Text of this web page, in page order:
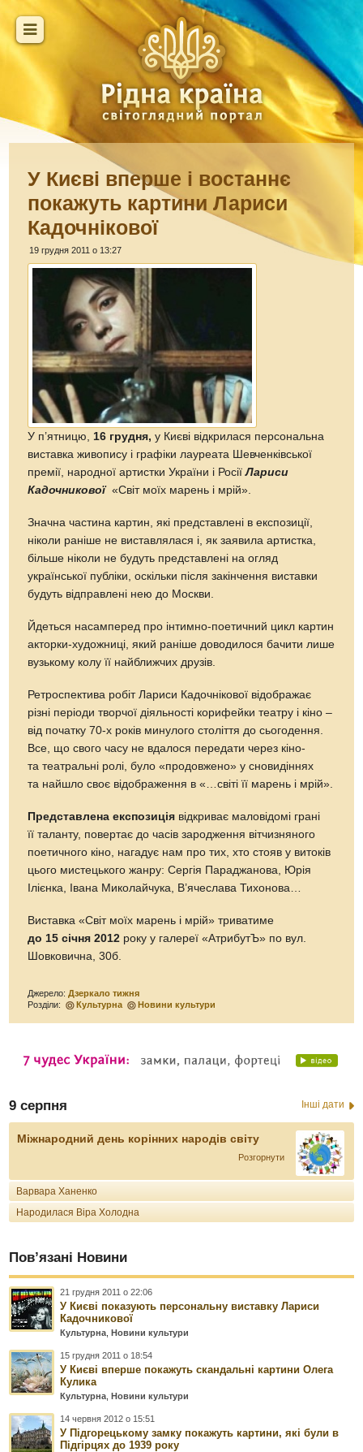
У Києві вперше і востаннє
покажуть картини Лариси
Кадочнікової
19 грудня 2011 о 13:27
У п’ятницю, 16 грудня, у Києві відкрилася персональна
виставка живопису і графіки лауреата Шевченківської
премії, народної артистки України і РосіїЛариси
Кадочникової«Світ моїх марень і мрій».
Значна частина картин, які представлені в експозиції,
ніколи раніше не виставлялася і, як заявила артистка,
більше ніколи не будуть представлені на огляд
української публіки, оскільки після закінчення виставки
будуть відправлені нею до Москви.
Йдеться насамперед про інтимно-поетичний цикл картин
акторки-художниці, який раніше доводилося бачити лише
вузькому колу її найближчих друзів.
Ретроспектива робіт Лариси Кадочнікової відображає
різні періоди творчої діяльності корифейки театру і кіно –
від початку 70-х років минулого століття до сьогодення.
Все, що свого часу не вдалося передати через кіно-
та театральні ролі, було «продовжено» у сновидіннях
та найшло своє відображення в «…світі її марень і мрій».
Представлена експозиція відкриває маловідомі грані
її таланту, повертає до часів зародження вітчизняного
поетичного кіно, нагадує нам про тих, хто стояв у витоків
цього мистецького жанру: Сергія Параджанова, Юрія
Ілієнка, Івана Миколайчука, В’ячеслава Тихонова…
Виставка «Світ моїх марень і мрій» триватиме
до 15 січня 2012 року у галереї «АтрибутЪ» по вул.
Шовковична, 30б.
Джерело:Дзеркало тижня
Розділи:
Культурна Новини культури
9 серпня Інші дати
Міжнародний день корінних народів світу
Розгорнути
Варвара Ханенко
Народилася Віра Холодна
Пов’язані Новини
21 грудня 2011 о 22:06
У Києві показують персональну виставку Лариси
Кадочникової
Культурна ,Новини культури
15 грудня 2011 о 18:54
У Києві вперше покажуть скандальні картини Олега
Кулика
Культурна ,Новини культури
14 червня 2012 о 15:51
У Підгорецькому замку покажуть картини, які були в
Підгірцях до 1939 року